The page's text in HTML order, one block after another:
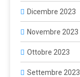
Dicembre 2023
Novembre 2023
Ottobre 2023
Settembre 2023